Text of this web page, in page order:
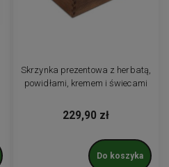
Skrzynka prezentowa z herbatą,
powidłami, kremem i świecami
229,90 zł
Do koszyka